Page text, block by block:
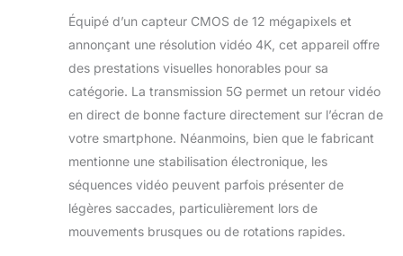
distance, la vitesse et autres
données ; châssis pliable avec un
sac de rangement inclus, poids
inférieur à 250 grammes, idéal pour
activités extérieures.vous pouvez
nous contacter à tout moment s'il y
a n'importe quel problème, nous
allons vous offrir la solution
Équipé d’un capteur CMOS de 12 mégapixels et
annonçant une résolution vidéo 4K, cet appareil offre
des prestations visuelles honorables pour sa
catégorie. La transmission 5G permet un retour vidéo
en direct de bonne facture directement sur l’écran de
votre smartphone. Néanmoins, bien que le fabricant
mentionne une stabilisation électronique, les
séquences vidéo peuvent parfois présenter de
légères saccades, particulièrement lors de
mouvements brusques ou de rotations rapides.